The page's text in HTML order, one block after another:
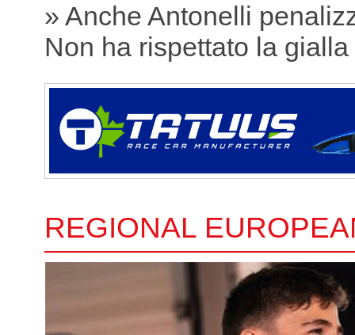
» Anche Antonelli
Non ha rispettato la gialla
REGIONAL